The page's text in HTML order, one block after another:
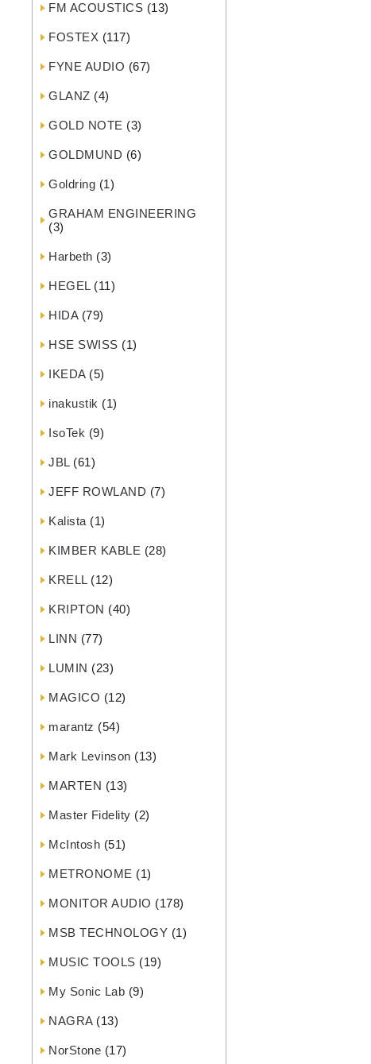
FM ACOUSTICS (13)
FOSTEX (117)
FYNE AUDIO (67)
GLANZ (4)
GOLD NOTE (3)
GOLDMUND (6)
Goldring (1)
GRAHAM ENGINEERING
(3)
Harbeth (3)
HEGEL(11)
HIDA(79)
HSE SWISS (1)
IKEDA(5)
inakustik (1)
IsoTek (9)
JBL(61)
JEFF ROWLAND (7)
Kalista (1)
KIMBER KABLE (28)
KRELL(12)
KRIPTON (40)
LINN (77)
LUMIN (23)
MAGICO (12)
marantz (54)
Mark Levinson (13)
MARTEN (13)
Master Fidelity (2)
McIntosh (51)
METRONOME (1)
MONITOR AUDIO (178)
MSB TECHNOLOGY (1)
MUSIC TOOLS (19)
My Sonic Lab (9)
NAGRA(13)
NorStone (17)